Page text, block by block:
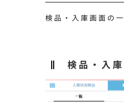
検品・入庫画面の
検品・入